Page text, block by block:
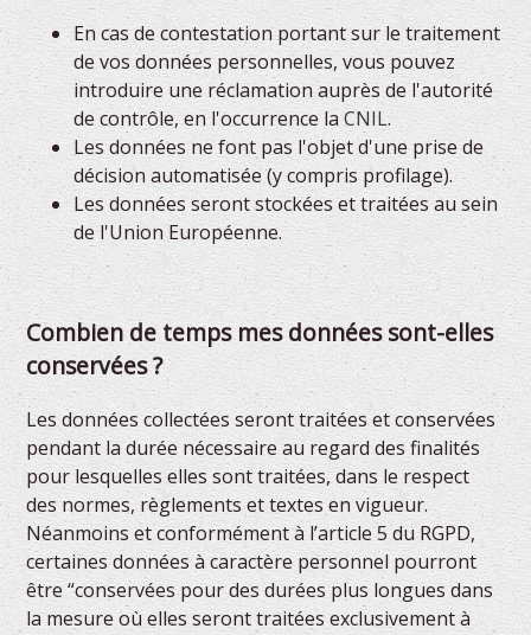
En cas de contestation portant sur le traitement
de vos données personnelles, vous pouvez
introduire une réclamation auprès de l'autorité
de contrôle, en l'occurrence laCNIL.
Les données ne font pas l'objet d'une prise de
décision automatisée (y compris profilage).
Les données seront stockées et traitées au sein
de l'Union Européenne.
Combien de temps mes données sont-elles
conservées ?
Les données collectées seront traitées et conservées
pendant la durée nécessaire au regard des finalités
pour lesquelles elles sont traitées, dans le respect
des normes, règlements et textes en vigueur.
Néanmoins et conformément à l’article 5 du RGPD,
certaines données à caractère personnel pourront
être “conservées pour des durées plus longues dans
la mesure où elles seront traitées exclusivement à